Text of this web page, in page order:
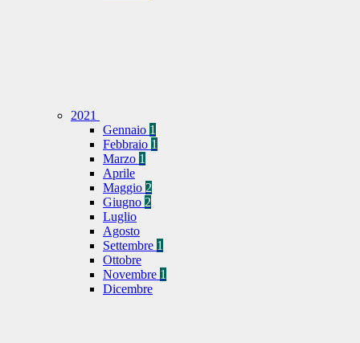
2021
Gennaio 1
Febbraio 1
Marzo 1
Aprile
Maggio 2
Giugno 2
Luglio
Agosto
Settembre 1
Ottobre
Novembre 1
Dicembre